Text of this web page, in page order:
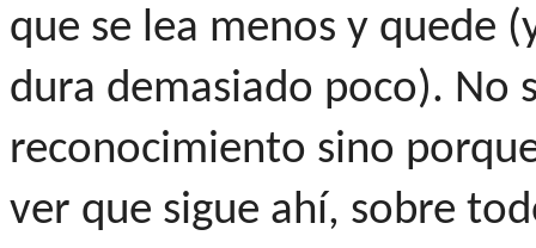
que se lea menos y quede
dura demasiado poco). No
reconocimiento sino
ver que sigue ahí, sobre